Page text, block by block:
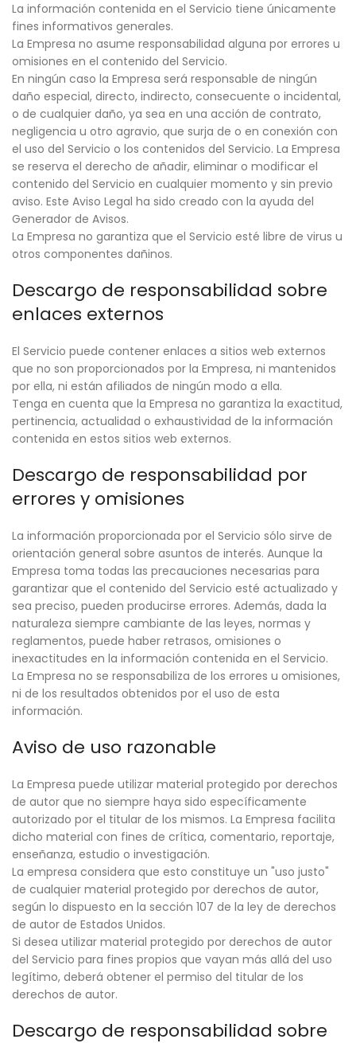
La información contenida en el Servicio tiene únicamente
fines informativos generales.
La Empresa no asume responsabilidad alguna por errores u
omisiones en el contenido del Servicio.
En ningún caso la Empresa será responsable de ningún
daño especial, directo, indirecto, consecuente o incidental,
o de cualquier daño, ya sea en una acción de contrato,
negligencia u otro agravio, que surja de o en conexión con
el uso del Servicio o los contenidos del Servicio. La Empresa
se reserva el derecho de añadir, eliminar o modificar el
contenido del Servicio en cualquier momento y sin previo
aviso. Este Aviso Legal ha sido creado con la ayuda del
Generador de Avisos.
La Empresa no garantiza que el Servicio esté libre de virus u
otros componentes dañinos.
Descargo de responsabilidad sobre
enlaces externos
El Servicio puede contener enlaces a sitios web externos
que no son proporcionados por la Empresa, ni mantenidos
por ella, ni están afiliados de ningún modo a ella.
Tenga en cuenta que la Empresa no garantiza la exactitud,
pertinencia, actualidad o exhaustividad de la información
contenida en estos sitios web externos.
Descargo de responsabilidad por
errores y omisiones
La información proporcionada por el Servicio sólo sirve de
orientación general sobre asuntos de interés. Aunque la
Empresa toma todas las precauciones necesarias para
garantizar que el contenido del Servicio esté actualizado y
sea preciso, pueden producirse errores. Además, dada la
naturaleza siempre cambiante de las leyes, normas y
reglamentos, puede haber retrasos, omisiones o
inexactitudes en la información contenida en el Servicio.
La Empresa no se responsabiliza de los errores u omisiones,
ni de los resultados obtenidos por el uso de esta
información.
Aviso de uso razonable
La Empresa puede utilizar material protegido por derechos
de autor que no siempre haya sido específicamente
autorizado por el titular de los mismos. La Empresa facilita
dicho material con fines de crítica, comentario, reportaje,
enseñanza, estudio o investigación.
La empresa considera que esto constituye un "uso justo"
de cualquier material protegido por derechos de autor,
según lo dispuesto en la sección 107 de la ley de derechos
de autor de Estados Unidos.
Si desea utilizar material protegido por derechos de autor
del Servicio para fines propios que vayan más allá del uso
legítimo, deberá obtener el permiso del titular de los
derechos de autor.
Descargo de responsabilidad sobre